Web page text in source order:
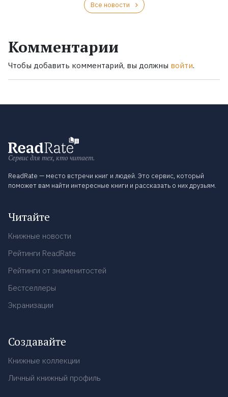
Все новости
Комментарии
Чтобы добавить комментарий, вы должны войти.
Сервис для тех, кто читает.
ReadRate — место встречи книг и людей. Это сервис, который
поможет вам найти интересные книги и рассказать о них друзьям.
Читайте
Книжные новости
Рейтинги ReadRate
Рейтинги от знаменитостей
Бестселлеры
Экранизации
Создавайте
Книжные коллекции
Личный книжный профиль